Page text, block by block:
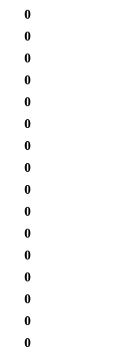
0
0
0
0
0
0
0
0
0
0
0
0
0
0
0
0